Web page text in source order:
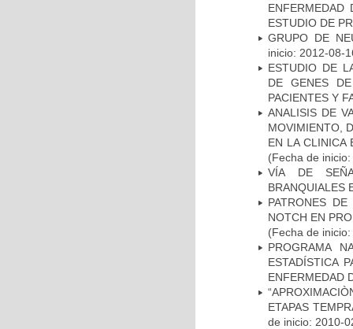
ENFERMEDAD
ESTUDIO DE
GRUPO DE
inicio: 2012-08-
ESTUDIO DE
DE GENES
PACIENTES Y
ANALISIS DE
MOVIMIENTO,
EN LA CLINICA
(Fecha de
VÍA DE
BRANQUIALES
PATRONES
NOTCH EN
(Fecha de
PROGRAMA
ESTADÍSTICA
ENFERMEDAD
ETAPAS
de inicio: 2010-